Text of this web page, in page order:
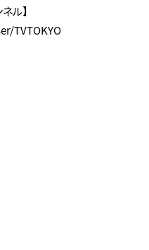
ル】
TVTOKYO